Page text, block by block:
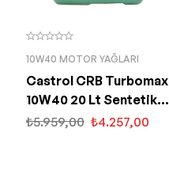
10W40 MOTOR YAĞLARI
Castrol CRB Turbomax
10W40 20 Lt Sentetik
Motor Yağı
₺5.959,00 ₺4.257,00